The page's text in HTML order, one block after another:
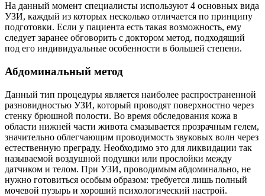
На данный момент специалисты используют 4 основных вида
УЗИ, каждый из которых несколько отличается по принципу
подготовки. Если у пациента есть такая возможность, ему
следует заранее обговорить с доктором метод, подходящий
под его индивидуальные особенности в большей степени.
Абдоминальный метод
Данный тип процедуры является наиболее распространенной
разновидностью УЗИ, который проводят поверхностно через
стенку брюшной полости. Во время обследования кожа в
области нижней части живота смазывается прозрачным гелем,
значительно облегчающим проводимость звуковых волн через
естественную преграду. Необходимо это для ликвидации так
называемой воздушной подушки или прослойки между
датчиком и телом. При УЗИ, проводимым абдоминально, не
нужно готовиться особым образом: требуется лишь полный
мочевой пузырь и хороший психологический настрой.